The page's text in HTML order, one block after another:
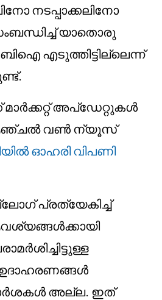
നടപ്പാക്കലിനോ
യാതൊരു
എടുത്തിട്ടില്ലെന്ന്
മാർക്കറ്റ് അപ്‌ഡേറ്റുകൾ
ആഞ്ചൽ വൺ ന്യൂസ്
ഓഹരി വിപണി
പ്രത്യേകിച്ച്
ഉദാഹരണങ്ങൾ
അല്ല. ഇത്